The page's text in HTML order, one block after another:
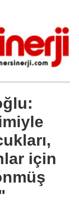
için